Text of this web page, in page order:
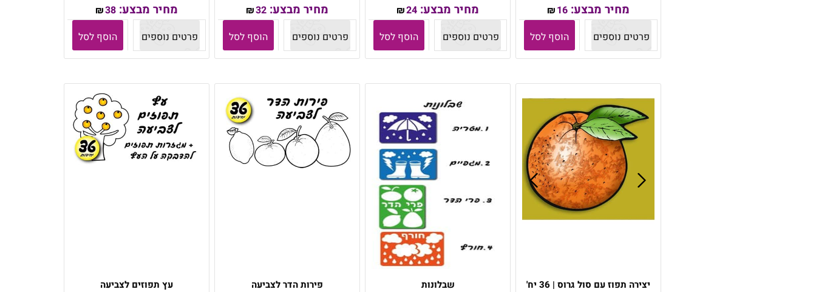
מחיר מבצע: ₪16
פרטים נוספים
הוסף לסל
מחיר מבצע: ₪24
פרטים נוספים
הוסף לסל
מחיר מבצע: ₪32
פרטים נוספים
הוסף לסל
מחיר מבצע: ₪38
פרטים נוספים
הוסף לסל
יצירה תפוז עם סול גרוס | 36 יח'
שבלונות
פירות הדר לצביעה
עץ תפוזים לצביעה